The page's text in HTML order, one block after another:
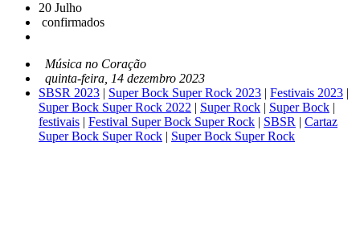
20 Julho
confirmados
Música no Coração
quinta-feira, 14 dezembro 2023
SBSR 2023 | Super Bock Super Rock 2023 | Festivais 2023 |
Super Bock Super Rock 2022 | Super Rock | Super Bock |
festivais | Festival Super Bock Super Rock | SBSR | Cartaz
Super Bock Super Rock | Super Bock Super Rock